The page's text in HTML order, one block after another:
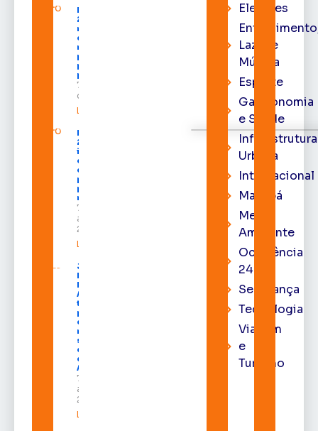
Expofeira
2026 começa
neste sábado
com shows,
negócios e
programação
para todos os
públicos
7 de agosto
de 2026
Leia mais »
Expofeira
2026
impulsiona
economia
e aumenta
procura
por hotéis
na capital
7 de
agosto de
2026
Leia mais »
Juiz
Diego
Moura de
Araújo
toma
posse
como
membro
substituto
do Pleno
do TRE-
AP
7 de
agosto de
2026
Leia mais »
Eleições
Lazer e
Música
Esporte
Gastronomia
e Saúde
Infraestrutura
Urbana
Internacional
Macapá
Meio
Ambiente
Ocorrência
24h
Segurança
Tecnologia
Viagem
e
Turismo